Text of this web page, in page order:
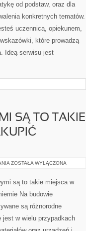
od podstaw, oraz dla
konkretnych tematów.
uczennicą, opiekunem,
które prowadzą
Ideą serwisu jest
SĄ TO TAKIE
SKLEPY
OGRODOWYMI
SĄ
TAKIE
W
WOLNO
NIEZWYKLE
ZOSTAŁA WYŁĄCZONA
są to takie miejsca w
Na budowie
są różnorodne
jest w wielu przypadkach